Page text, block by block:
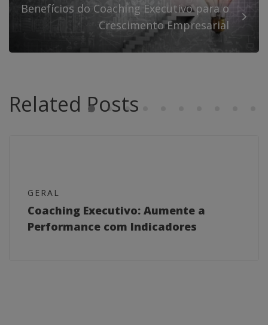
Benefícios do Coaching Executivo para o
Crescimento Empresarial
Related Posts
GERAL
Coaching Executivo: Aumente a
Performance com Indicadores